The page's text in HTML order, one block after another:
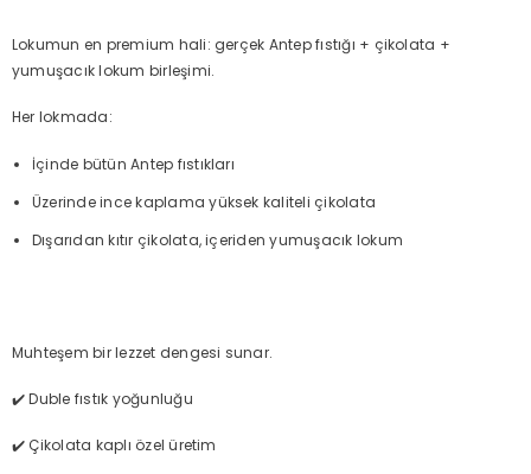
Lokumun en premium hali: gerçek Antep fıstığı + çikolata +
yumuşacık lokum birleşimi.
Her lokmada:
İçinde bütün Antep fıstıkları
Üzerinde ince kaplama yüksek kaliteli çikolata
Dışarıdan kıtır çikolata, içeriden yumuşacık lokum
Muhteşem bir lezzet dengesi sunar.
✔️ Duble fıstık yoğunluğu
✔️ Çikolata kaplı özel üretim